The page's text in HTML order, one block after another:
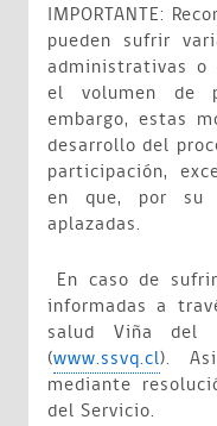
IMPORTANTE:
pueden sufrir
administrativas o
el volumen de
embargo, estas
desarrollo del
participación,
en que, por su
aplazadas.
En caso de
informadas a
salud Viña del
(www.ssvq.cl).
mediante
del Servicio.